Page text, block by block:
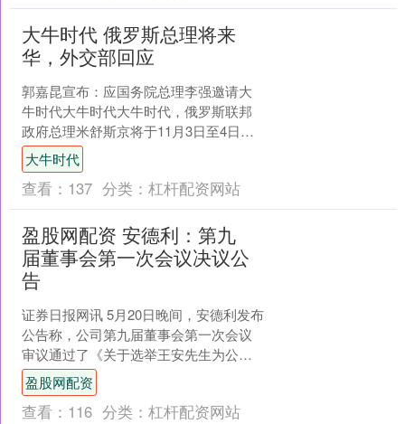
大牛时代 俄罗斯总理将来
华，外交部回应
郭嘉昆宣布：应国务院总理李强邀请大
牛时代大牛时代大牛时代，俄罗斯联邦
政府总理米舒斯京将于11月3日至4日来
华举行中俄总理第三十次定期会晤。 有
记者提问，发言人能....
大牛时代
查看： 137 分类： 杠杆配资网站
盈股网配资 安德利：第九
届董事会第一次会议决议公
告
证券日报网讯 5月20日晚间，安德利发布
公告称，公司第九届董事会第一次会议
审议通过了《关于选举王安先生为公司
第九届董事会董事长的议案》《关于选
举公司第九届董事会....
盈股网配资
查看： 116 分类： 杠杆配资网站